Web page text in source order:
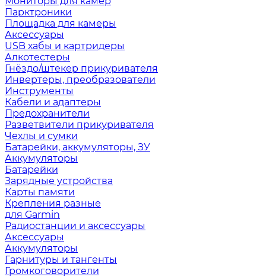
Парктроники
Площадка для камеры
Аксессуары
USB хабы и картридеры
Алкотестеры
Гнёздо/штекер прикуривателя
Инвертеры, преобразователи
Инструменты
Кабели и адаптеры
Предохранители
Разветвители прикуривателя
Чехлы и сумки
Батарейки, аккумуляторы, ЗУ
Аккумуляторы
Батарейки
Зарядные устройства
Карты памяти
Крепления разные
для Garmin
Радиостанции и аксессуары
Аксессуары
Аккумуляторы
Гарнитуры и тангенты
Громкоговорители